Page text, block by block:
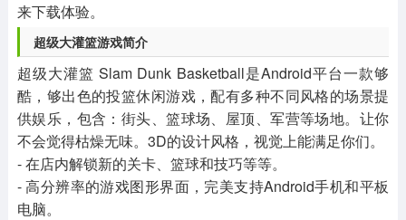
来下载体验。
超级大灌篮游戏简介
超级大灌篮 Slam Dunk Basketball是Android平台一款够
酷，够出色的投篮休闲游戏，配有多种不同风格的场景提
供娱乐，包含：街头、篮球场、屋顶、军营等场地。让你
不会觉得枯燥无味。3D的设计风格，视觉上能满足你们。
- 在店内解锁新的关卡、篮球和技巧等等。
- 高分辨率的游戏图形界面，完美支持Android手机和平板
电脑。